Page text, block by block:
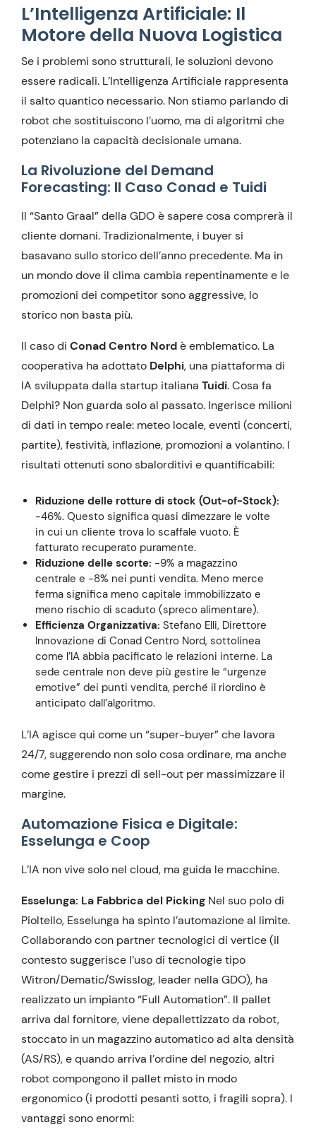
L’Intelligenza Artificiale: Il
Motore della Nuova Logistica
Se i problemi sono strutturali, le soluzioni devono
essere radicali. L’Intelligenza Artificiale rappresenta
il salto quantico necessario. Non stiamo parlando di
robot che sostituiscono l’uomo, ma di algoritmi che
potenziano la capacità decisionale umana.
La Rivoluzione del Demand
Forecasting: Il Caso Conad e Tuidi
Il “Santo Graal” della GDO è sapere cosa comprerà il
cliente domani. Tradizionalmente, i buyer si
basavano sullo storico dell’anno precedente. Ma in
un mondo dove il clima cambia repentinamente e le
promozioni dei competitor sono aggressive, lo
storico non basta più.
Il caso di Conad Centro Nordè emblematico. La
cooperativa ha adottato Delphi, una piattaforma di
IA sviluppata dalla startup italiana Tuidi. Cosa fa
Delphi? Non guarda solo al passato. Ingerisce milioni
di dati in tempo reale: meteo locale, eventi (concerti,
partite), festività, inflazione, promozioni a volantino. I
risultati ottenuti sono sbalorditivi e quantificabili:
Riduzione delle rotture di stock (Out-of-Stock):
-46%. Questo significa quasi dimezzare le volte
in cui un cliente trova lo scaffale vuoto. È
fatturato recuperato puramente.
Riduzione delle scorte: -9% a magazzino
centrale e -8% nei punti vendita. Meno merce
ferma significa meno capitale immobilizzato e
meno rischio di scaduto (spreco alimentare).
Efficienza Organizzativa: Stefano Elli, Direttore
Innovazione di Conad Centro Nord, sottolinea
come l’IA abbia pacificato le relazioni interne. La
sede centrale non deve più gestire le “urgenze
emotive” dei punti vendita, perché il riordino è
anticipato dall’algoritmo.
L’IA agisce qui come un “super-buyer” che lavora
24/7, suggerendo non solo cosa ordinare, ma anche
come gestire i prezzi di sell-out per massimizzare il
margine.
Automazione Fisica e Digitale:
Esselunga e Coop
L’IA non vive solo nel cloud, ma guida le macchine.
Esselunga: La Fabbrica del Picking Nel suo polo di
Pioltello, Esselunga ha spinto l’automazione al limite.
Collaborando con partner tecnologici di vertice (il
contesto suggerisce l’uso di tecnologie tipo
Witron/Dematic/Swisslog, leader nella GDO), ha
realizzato un impianto “Full Automation”. Il pallet
arriva dal fornitore, viene depallettizzato da robot,
stoccato in un magazzino automatico ad alta densità
(AS/RS), e quando arriva l’ordine del negozio, altri
robot compongono il pallet misto in modo
ergonomico (i prodotti pesanti sotto, i fragili sopra). I
vantaggi sono enormi: